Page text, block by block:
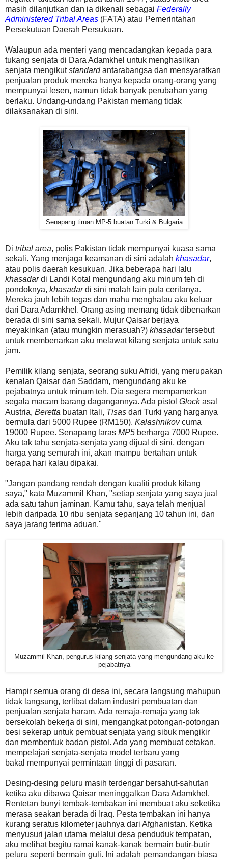
masih dilanjutkan dan ia dikenali sebagai Federally
Administered Tribal Areas (FATA) atau Pemerintahan
Persekutuan Daerah Persukuan.
Walaupun ada menteri yang mencadangkan kepada para
tukang senjata di Dara Adamkhel untuk menghasilkan
senjata mengikutstandardantarabangsa dan mensyaratkan
penjualan produk mereka hanya kepada orang-orang yang
mempunyai lesen, namun tidak banyak perubahan yang
berlaku. Undang-undang Pakistan memang tidak
dilaksanakan di sini.
Senapang tiruan MP-5 buatan Turki & Bulgaria
Di tribal area, polis Pakistan tidak mempunyai kuasa sama
sekali. Yang menjaga keamanan di sini adalah khasadar,
atau polis daerah kesukuan. Jika beberapa hari lalu
khasadardi Landi Kotal mengundang aku minum teh di
pondoknya, khasadardi sini malah lain pula ceritanya.
Mereka jauh lebih tegas dan mahu menghalau aku keluar
dari Dara Adamkhel. Orang asing memang tidak dibenarkan
berada di sini sama sekali. Mujur Qaisar berjaya
meyakinkan (atau mungkin merasuah?) khasadartersebut
untuk membenarkan aku melawat kilang senjata untuk satu
jam.
Pemilik kilang senjata, seorang suku Afridi, yang merupakan
kenalan Qaisar dan Saddam, mengundang aku ke
pejabatnya untuk minum teh. Dia segera mempamerkan
segala macam barang dagangannya. Ada pistol Glockasal
Austria, Beretta buatan Itali, Tisas dari Turki yang harganya
bermula dari 5000 Rupee (RM150). Kalashnikovcuma
19000 Rupee. Senapang laras MP5 berharga 7000 Rupee.
Aku tak tahu senjata-senjata yang dijual di sini, dengan
harga yang semurah ini, akan mampu bertahan untuk
berapa hari kalau dipakai.
"Jangan pandang rendah dengan kualiti produk kilang
saya," kata Muzammil Khan, "setiap senjata yang saya jual
ada satu tahun jaminan. Kamu tahu, saya telah menjual
lebih daripada 10 ribu senjata sepanjang 10 tahun ini, dan
saya jarang terima aduan."
Muzammil Khan, pengurus kilang senjata yang mengundang aku ke
pejabatnya
Hampir semua orang di desa ini, secara langsung mahupun
tidak langsung, terlibat dalam industri pembuatan dan
penjualan senjata haram. Ada remaja-remaja yang tak
bersekolah bekerja di sini, mengangkat potongan-potongan
besi sekerap untuk pembuat senjata yang sibuk mengikir
dan membentuk badan pistol. Ada yang membuat cetakan,
mempelajari senjata-senjata model terbaru yang
bakal mempunyai permintaan tinggi di pasaran.
Desing-desing peluru masih terdengar bersahut-sahutan
ketika aku dibawa Qaisar meninggalkan Dara Adamkhel.
Rentetan bunyi tembak-tembakan ini membuat aku seketika
merasa seakan berada di Iraq. Pesta tembakan ini hanya
kurang seratus kilometer jauhnya dari Afghanistan. Ketika
menyusuri jalan utama melalui desa penduduk tempatan,
aku melihat begitu ramai kanak-kanak bermain butir-butir
peluru seperti bermain guli. Ini adalah pemandangan biasa